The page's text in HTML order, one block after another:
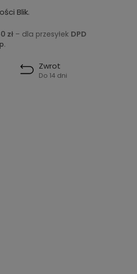
Blik.
zł – dla przesyłek DPD
.
Zwrot
Do 14 dni